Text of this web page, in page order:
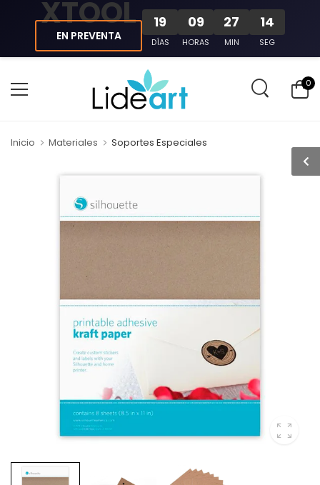
XTOOL
EN PREVENTA
19
DÍAS
09
HORAS
27
MIN
13
SEG
0
Inicio Materiales Soportes Especiales